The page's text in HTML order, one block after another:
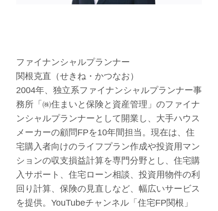
ファイナンシャルプランナー
関根克直（せきね・かつなお）
2004年、独立系ファイナンシャルプランナー事
務所「㈱住まいと保険と資産管理」のファイナ
ンシャルプランナーとして開業し、大手ハウス
メーカーの顧問FPを10年間担当。現在は、住
宅購入者向けのライフプラン作成や投資用マン
ションの収支損益計算を専門分野とし、住宅購
入サポート、住宅ローン相談、投資用物件の利
回り計算、保険の見直しなど、幅広いサービス
を提供。YouTubeチャンネル「住宅FP関根」